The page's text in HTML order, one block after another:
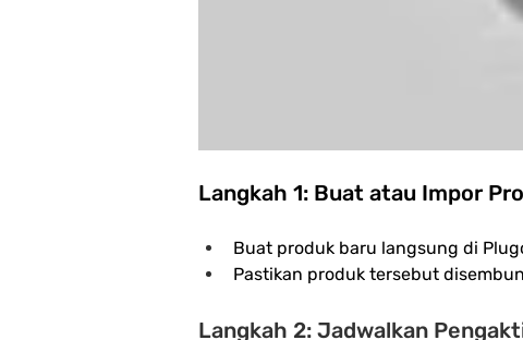
Langkah 1: Buat atau Impor
Buat produk baru langsung di
Pastikan produk tersebut
Langkah 2: Jadwalkan